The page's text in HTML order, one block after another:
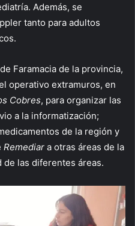
Además, se
tanto para adultos
Faramacia de la provincia,
operativo extramuros, en
Cobres, para organizar las
a la informatización;
de la región y
Remediar a otras áreas de la
de las diferentes áreas.